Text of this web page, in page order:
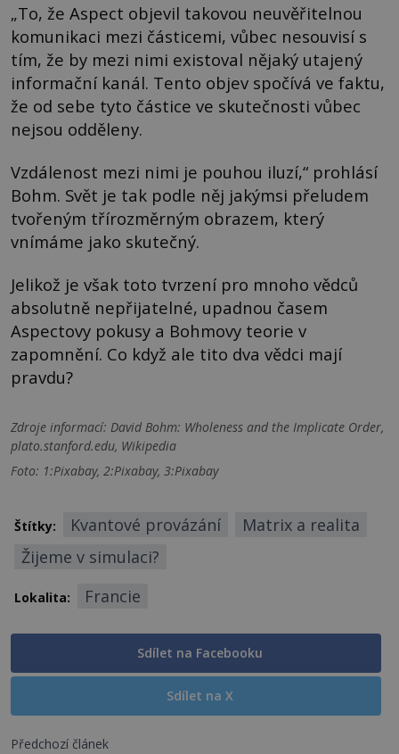
„To, že Aspect objevil takovou neuvěřitelnou
komunikaci mezi částicemi, vůbec nesouvisí s
tím, že by mezi nimi existoval nějaký utajený
informační kanál. Tento objev spočívá ve faktu,
že od sebe tyto částice ve skutečnosti vůbec
nejsou odděleny.
Vzdálenost mezi nimi je pouhou iluzí,“ prohlásí
Bohm. Svět je tak podle něj jakýmsi přeludem
tvořeným třírozměrným obrazem, který
vnímáme jako skutečný.
Jelikož je však toto tvrzení pro mnoho vědců
absolutně nepřijatelné, upadnou časem
Aspectovy pokusy a Bohmovy teorie v
zapomnění. Co když ale tito dva vědci mají
pravdu?
Zdroje informací: David Bohm: Wholeness and the Implicate Order,
plato.stanford.edu, Wikipedia
Foto: 1:Pixabay, 2:Pixabay, 3:Pixabay
Štítky: Kvantové provázání
Matrix a realita
Žijeme v simulaci?
Lokalita: Francie
Sdílet na Facebooku
Sdílet na X
Předchozí článek